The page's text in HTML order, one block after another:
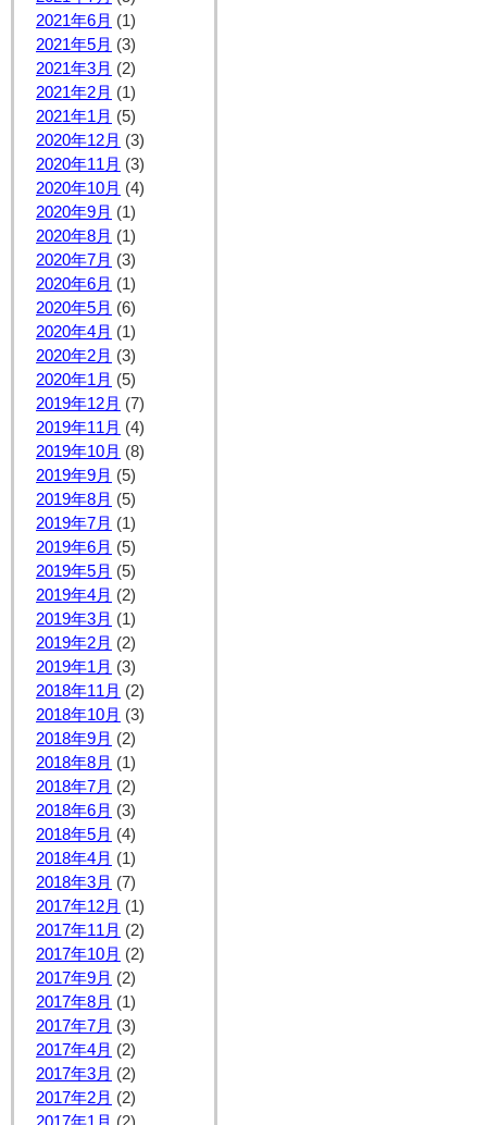
2021年6月 (1)
2021年5月 (3)
2021年3月 (2)
2021年2月 (1)
2021年1月 (5)
2020年12月 (3)
2020年11月 (3)
2020年10月 (4)
2020年9月 (1)
2020年8月 (1)
2020年7月 (3)
2020年6月 (1)
2020年5月 (6)
2020年4月 (1)
2020年2月 (3)
2020年1月 (5)
2019年12月 (7)
2019年11月 (4)
2019年10月 (8)
2019年9月 (5)
2019年8月 (5)
2019年7月 (1)
2019年6月 (5)
2019年5月 (5)
2019年4月 (2)
2019年3月 (1)
2019年2月 (2)
2019年1月 (3)
2018年11月 (2)
2018年10月 (3)
2018年9月 (2)
2018年8月 (1)
2018年7月 (2)
2018年6月 (3)
2018年5月 (4)
2018年4月 (1)
2018年3月 (7)
2017年12月 (1)
2017年11月 (2)
2017年10月 (2)
2017年9月 (2)
2017年8月 (1)
2017年7月 (3)
2017年4月 (2)
2017年3月 (2)
2017年2月 (2)